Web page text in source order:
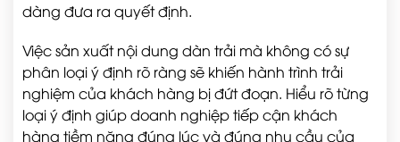
dàng đưa ra quyết định.
Việc sản xuất nội dung dàn trải mà không có sự
phân loại ý định rõ ràng sẽ khiến hành trình trải
nghiệm của khách hàng bị đứt đoạn. Hiểu rõ từng
loại ý định giúp doanh nghiệp tiếp cận khách
hàng tiềm năng đúng lúc và đúng nhu cầu của